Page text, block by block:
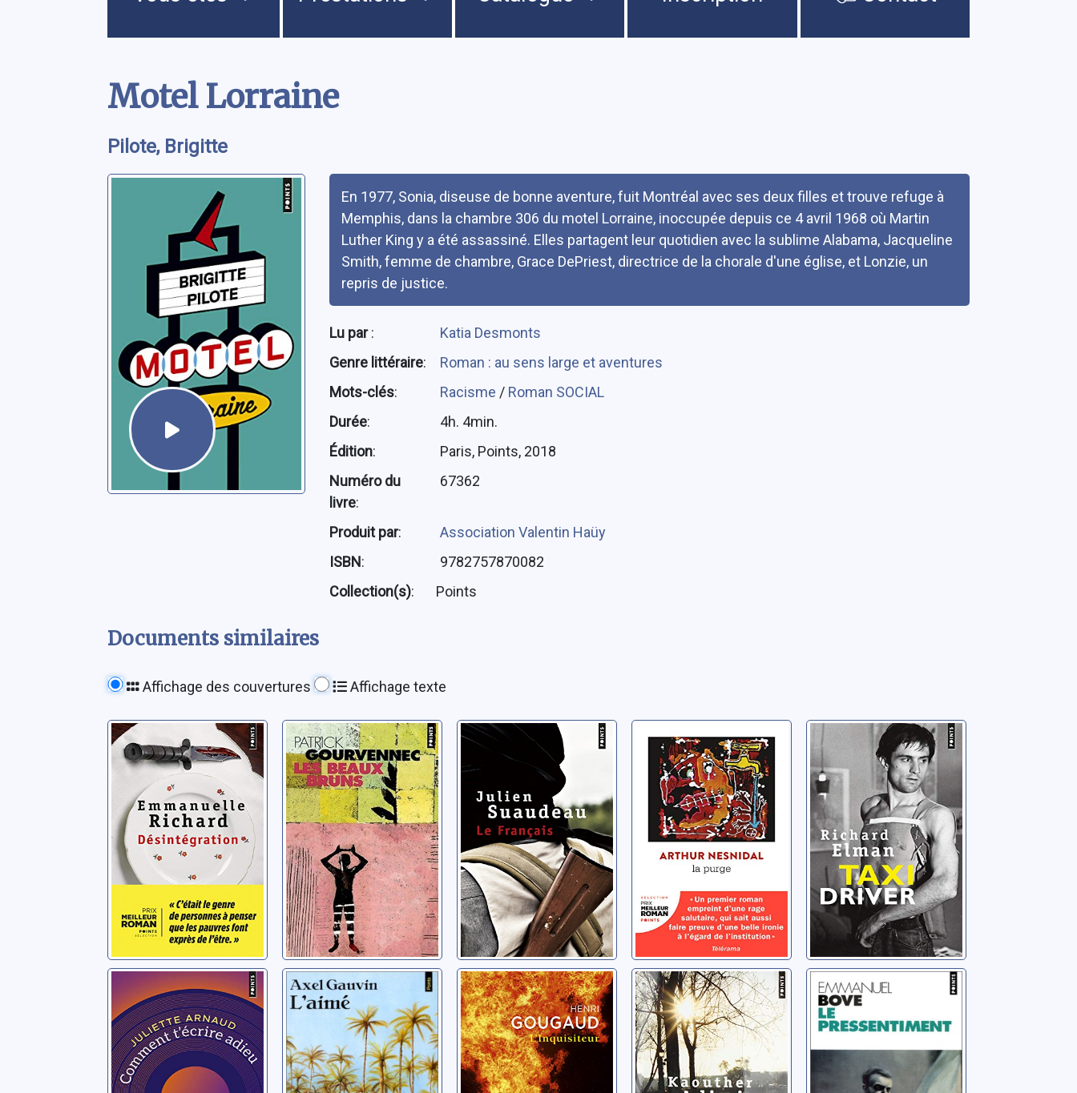
Motel Lorraine
Pilote, Brigitte
En 1977, Sonia, diseuse de bonne aventure, fuit Montréal avec ses deux filles et trouve refuge à
Memphis, dans la chambre 306 du motel Lorraine, inoccupée depuis ce 4 avril 1968 où Martin
Luther King y a été assassiné. Elles partagent leur quotidien avec la sublime Alabama, Jacqueline
Smith, femme de chambre, Grace DePriest, directrice de la chorale d'une église, et Lonzie, un
repris de justice.
Lu par:
Katia Desmonts
Genre littéraire:
Roman : au sens large et aventures
Mots-clés: Racisme / Roman SOCIAL
Durée:
4h. 4min.
Édition:
Paris, Points, 2018
Numéro du
livre:
67362
Produit par:
Association Valentin Haüy
ISBN:
9782757870082
Collection(s): Points
Documents similaires
Affichage des couvertures Affichage texte
Désintégration
Richard, Emmanuelle
Les beaux bruns
Gourvennec, Patrick
Le Français
Suaudeau, Julien
La purge
Nesnidal, Arthur
Taxi driver
Elman, Richard
Comment t'écrire
adieu
Arnaud, Juliette
L'Aimé
Gauvin, Axel
L'inquisiteur
Gougaud, Henri
Des pierres dans
ma poche
Adimi, Kaouther
Le
pressentiment:
roman